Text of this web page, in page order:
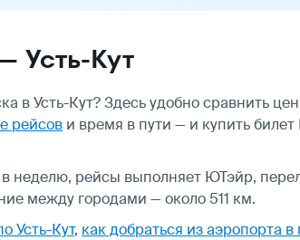
Усть-Кут
в Усть-Кут? Здесь удобно сравнить
рейсов и время в пути — и купить
неделю, рейсы выполняет ЮТэйр,
между городами — около 511 км.
Усть-Кут, как добраться из аэропорта в